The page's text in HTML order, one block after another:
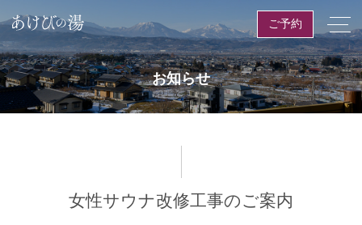
ご予約
お知らせ
女性サウナ改修工事のご案内